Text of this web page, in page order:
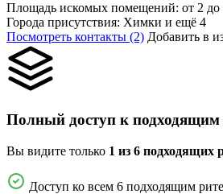
Площадь искомых помещений: от 2 до
Города присутствия: Химки и ещё 4
Посмотреть контакты (2) Добавить в
Полный доступ к подходящим
Вы видите только 1 из 6 подходящих
Доступ ко всем 6 подходящим